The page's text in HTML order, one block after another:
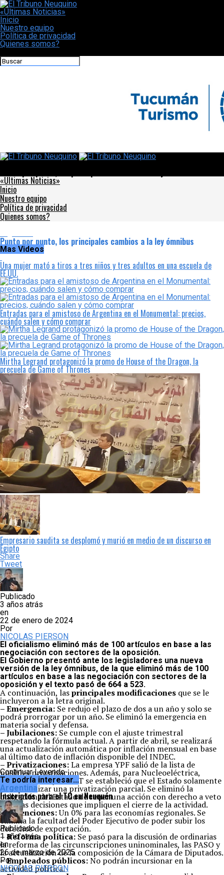
«Últimas Noticias»
Inicio
Nuestro equipo
Política de privacidad
Quienes somos?
«Últimas Noticias»
Inicio
Nuestro equipo
Política de privacidad
Quienes somos?
Punto por punto, los principales cambios a la ley ómnibus
Mas Videos
Una mujer mató a tiros a tres niños y tres adultos en una escuela de
EE.UU.
Entradas para el amistoso de Argentina en el Monumental: precios,
cuándo salen y cómo comprar
Mirtha Legrand protagonizó la promo de House of the Dragon, la
precuela de Game of Thrones
Empresario saudita se desplomó y murió en medio de un discurso en
Egipto
Share
Tweet
Publicado
3 años atrás
en
22 de enero de 2024
Por
NICOLAS PIERSON
El oficialismo eliminó más de 100 artículos en base a las
negociación con sectores de la oposición.
El Gobierno presentó ante los legisladores una nueva
versión de la ley ómnibus, de la que eliminó más de 100
artículos en base a las negociación con sectores de la
oposición y el texto pasó de 664 a 523.
A continuación, lasprincipales modificaciones que se le
incluyeron a la letra original.
– Emergencia: Se redujo el plazo de dos a un año y solo se
podrá prorrogar por un año. Se eliminó la emergencia en
materia social y defensa.
– Jubilaciones: Se cumple con el ajuste trimestral
respetando la fórmula actual. A partir de abril, se realizará
una actualización automática por inflación mensual en base
al último dato de inflación disponible del INDEC.
– Privatizaciones:La empresa YPF salió de la lista de
posibles privatizaciones. Además, para Nucleoeléctrica,
Banco Nación y ARSAT se estableció que el Estado solamente
puede realizar una privatización parcial. Se eliminó la
obligación del Estado de tener una acción con derecho a veto
para las decisiones que impliquen el cierre de la actividad.
– Retenciones:Un 0% para las economías regionales. Se
elimina la facultad del Poder Ejecutivo de poder subir los
derechos de exportación.
– Reforma política: Se pasó para la discusión de ordinarias
la reforma de las circunscripciones uninominales, las PASO y
la actualización de la composición de la Cámara de Diputados.
– Empleados públicos:No podrán incursionar en la
actividad política.
Continuar Leyendo
Te podría interesar...
Argentina
Inscriptos para el TC en Neuquén
Publicado
1 año atrás
en
26 de marzo de 2025
Por
NICOLAS PIERSON